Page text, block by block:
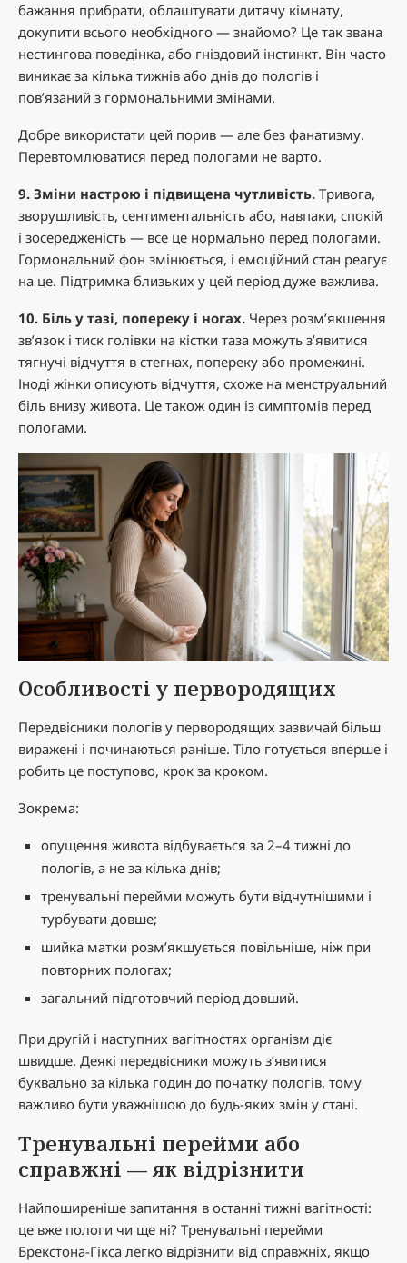
бажання прибрати, облаштувати дитячу кімнату,
докупити всього необхідного — знайомо? Це так звана
нестингова поведінка, або гніздовий інстинкт. Він часто
виникає за кілька тижнів або днів до пологів і
пов’язаний з гормональними змінами.
Добре використати цей порив — але без фанатизму.
Перевтомлюватися перед пологами не варто.
9. Зміни настрою і підвищена чутливість. Тривога,
зворушливість, сентиментальність або, навпаки, спокій
і зосередженість — все це нормально перед пологами.
Гормональний фон змінюється, і емоційний стан реагує
на це. Підтримка близьких у цей період дуже важлива.
10. Біль у тазі, попереку і ногах. Через розм’якшення
зв’язок і тиск голівки на кістки таза можуть з’явитися
тягнучі відчуття в стегнах, попереку або промежині.
Іноді жінки описують відчуття, схоже на менструальний
біль внизу живота. Це також один із симптомів перед
пологами.
Особливості у первородящих
Передвісники пологів у первородящих зазвичай більш
виражені і починаються раніше. Тіло готується вперше і
робить це поступово, крок за кроком.
Зокрема:
опущення живота відбувається за 2–4 тижні до
пологів, а не за кілька днів;
тренувальні перейми можуть бути відчутнішими і
турбувати довше;
шийка матки розм’якшується повільніше, ніж при
повторних пологах;
загальний підготовчий період довший.
При другій і наступних вагітностях організм діє
швидше. Деякі передвісники можуть з’явитися
буквально за кілька годин до початку пологів, тому
важливо бути уважнішою до будь-яких змін у стані.
Тренувальні перейми або
справжні — як відрізнити
Найпоширеніше запитання в останні тижні вагітності:
це вже пологи чи ще ні? Тренувальні перейми
Брекстона-Гікса легко відрізнити від справжніх, якщо